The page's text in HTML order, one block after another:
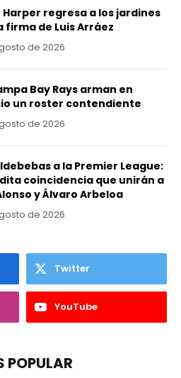
Harper regresa a los jardines
firma de Luis Arráez
de 2026
Bay Rays arman en
un roster contendiente
de 2026
a la Premier League:
coincidencia que unirán a
y Álvaro Arbeloa
de 2026
Twitter
YouTube
POPULAR